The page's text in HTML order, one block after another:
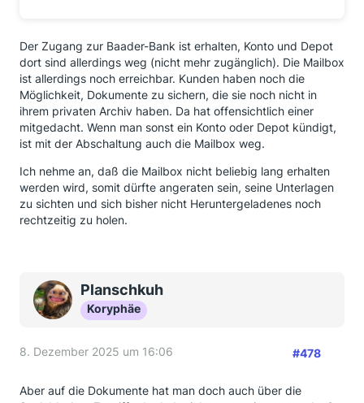
Der Zugang zur Baader-Bank ist erhalten, Konto und Depot
dort sind allerdings weg (nicht mehr zugänglich). Die Mailbox
ist allerdings noch erreichbar. Kunden haben noch die
Möglichkeit, Dokumente zu sichern, die sie noch nicht in
ihrem privaten Archiv haben. Da hat offensichtlich einer
mitgedacht. Wenn man sonst ein Konto oder Depot kündigt,
ist mit der Abschaltung auch die Mailbox weg.
Ich nehme an, daß die Mailbox nicht beliebig lang erhalten
werden wird, somit dürfte angeraten sein, seine Unterlagen
zu sichten und sich bisher nicht Heruntergeladenes noch
rechtzeitig zu holen.
Planschkuh
Koryphäe
8. Dezember 2025 um 16:06 #478
Aber auf die Dokumente hat man doch auch über die